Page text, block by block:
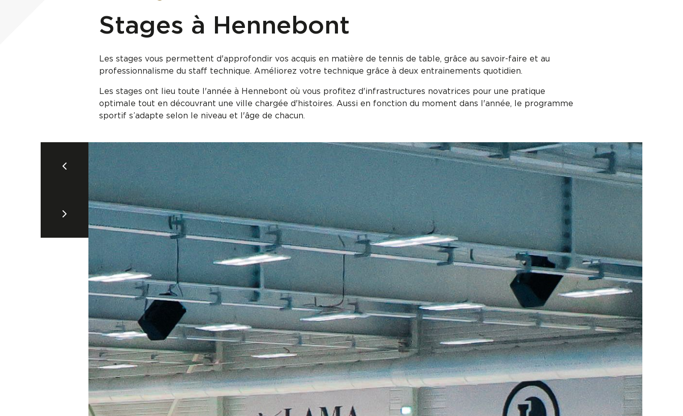
Stages à Hennebont
Les stages vous permettent d'approfondir vos acquis en matière de tennis de table, grâce au savoir-faire et au
professionnalisme du staff technique. Améliorez votre technique grâce à deux entrainements quotidien.
Les stages ont lieu toute l'année à Hennebont où vous profitez d'infrastructures novatrices pour une pratique
optimale tout en découvrant une ville chargée d'histoires. Aussi en fonction du moment dans l'année, le programme
sportif s’adapte selon le niveau et l'âge de chacun.